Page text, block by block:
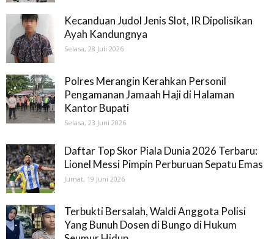
Kecanduan Judol Jenis Slot, IR Dipolisikan
Ayah Kandungnya
Selasa, 28 Juli 2026
Polres Merangin Kerahkan Personil
Pengamanan Jamaah Haji di Halaman
Kantor Bupati
Selasa, 23 Juni 2026
Daftar Top Skor Piala Dunia 2026 Terbaru:
Lionel Messi Pimpin Perburuan Sepatu Emas
Jumat, 19 Juni 2026
Terbukti Bersalah, Waldi Anggota Polisi
Yang Bunuh Dosen di Bungo di Hukum